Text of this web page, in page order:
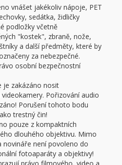
vnášet jakékoliv nápoje, PET
sedátka, židličky
podložky včetně
"kostek", zbraně, nože,
a další předměty, které by
za nebezpečné.
osobní bezpečnostní
je zakázáno nosit
Pořizování audio
Porušení tohoto bodu
trestný čin!
pouze z kompaktních
dlouhého objektivu. Mimo
není povoleno do
fotoaparáty a objektivy!